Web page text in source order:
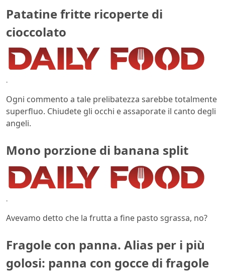
Patatine fritte ricoperte di
cioccolato
.
Ogni commento a tale prelibatezza sarebbe totalmente
superfluo. Chiudete gli occhi e assaporate il canto degli
angeli.
Mono porzione di banana split
.
Avevamo detto che la frutta a fine pasto sgrassa, no?
Fragole con panna. Alias per i più
golosi: panna con gocce di fragole